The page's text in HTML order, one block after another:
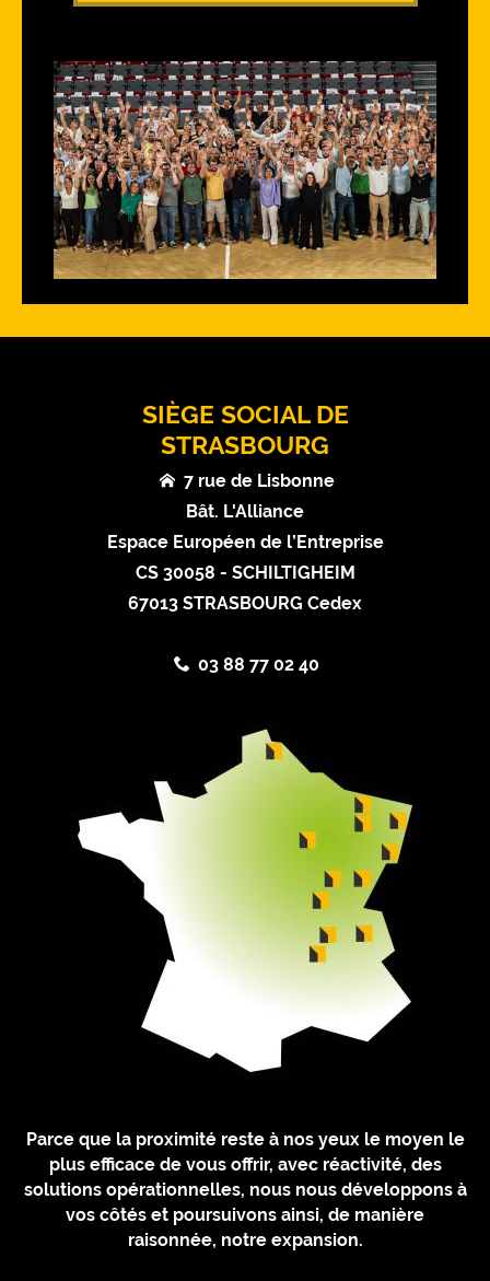
SIÈGE SOCIAL DE
STRASBOURG
7 rue de Lisbonne
Bât. L'Alliance
Espace Européen de l’Entreprise
CS 30058 - SCHILTIGHEIM
67013 STRASBOURG Cedex
03 88 77 02 40
Parce que la proximité reste à nos yeux le moyen le
plus efficace de vous offrir, avec réactivité, des
solutions opérationnelles, nous nous développons à
vos côtés et poursuivons ainsi, de manière
raisonnée, notre expansion.